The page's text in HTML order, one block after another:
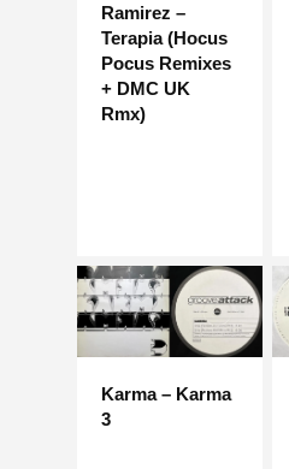
Ramirez –
Terapia (Hocus
Pocus Remixes
+ DMC UK
Rmx)
Karma – Karma
3